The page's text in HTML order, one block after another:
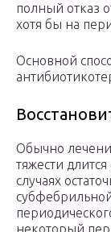
полный отказ
хотя бы на
Основной
Обычно
тяжести
случаях
некоторый